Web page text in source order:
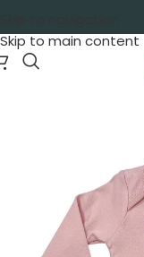
Skip to main content